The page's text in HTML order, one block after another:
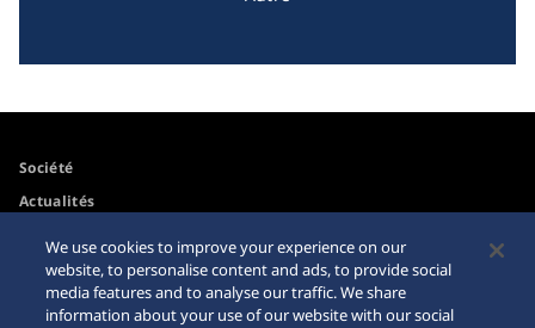
Société
Actualités
Accessibilité
Mise en garde achats en
We use cookies to improve your experience on our
website, to personalise content and ads, to provide social
media features and to analyse our traffic. We share
information about your use of our website with our social